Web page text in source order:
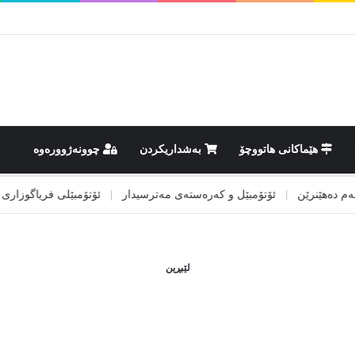
هێماکانى هاتووچۆ بەشداریکردن چوونەژوورەوە
| ئۆتۆمبێل و کەرەستەی مەترسیدار | ئۆتۆمبێلی فریاگوزاری
لێبڕین